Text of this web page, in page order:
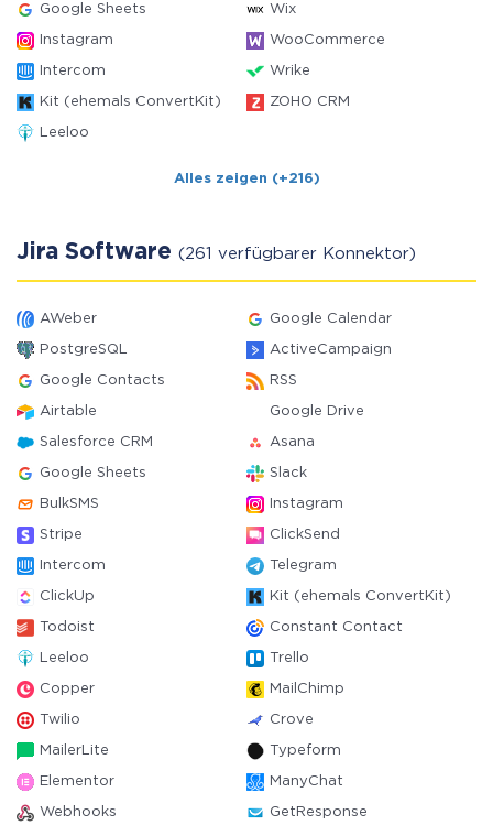
Google Sheets Wix
Instagram WooCommerce
Intercom Wrike
Kit (ehemals ConvertKit) ZOHO CRM
Leeloo
Alles zeigen (+216)
Jira Software (261 verfügbarer Konnektor)
AWeber Google Calendar
PostgreSQL ActiveCampaign
Google Contacts RSS
Airtable Google Drive
Salesforce CRM Asana
Google Sheets Slack
BulkSMS Instagram
Stripe ClickSend
Intercom Telegram
ClickUp Kit (ehemals ConvertKit)
Todoist Constant Contact
Leeloo Trello
Copper MailChimp
Twilio Crove
MailerLite Typeform
Elementor ManyChat
Webhooks GetResponse